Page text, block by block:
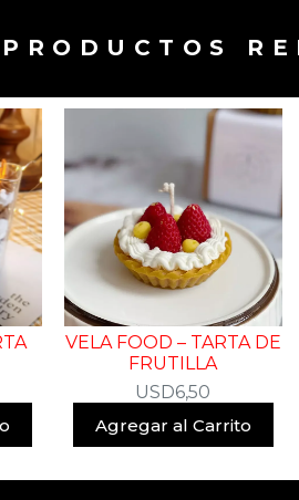
PRODUCTOS
VELA FOOD – TARTA DE
FRUTILLA
USD6,50
Agregar al Carrito